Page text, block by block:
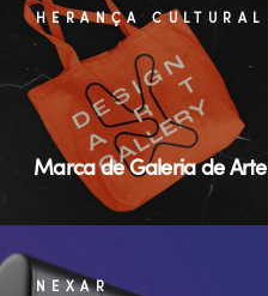
HERANÇA CULTURAL
Marca de Galeria de Arte
NEXAR